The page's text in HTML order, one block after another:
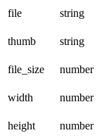
file string
thumb
string
file_size
number
width
number
height
number